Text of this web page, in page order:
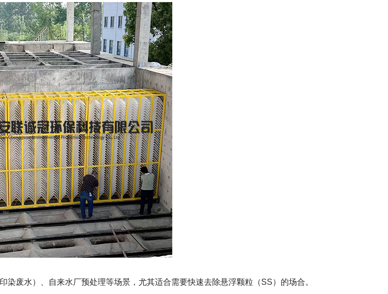
废水）、自来水厂预处理等场景，尤其适合需要快速去除悬浮颗粒（SS）的场合。